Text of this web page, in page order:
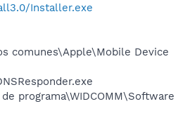
Installer.exe
comunes\Apple\Mobile Device
programa\WIDCOMM\Software